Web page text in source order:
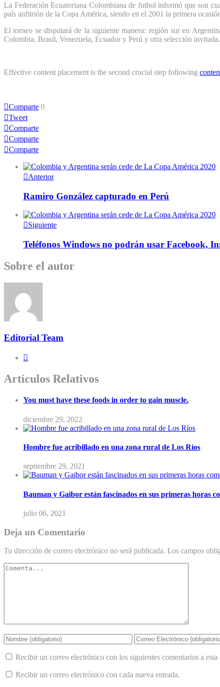
La Federación Ecuatoriana Colombiana de futbol informó que son
país anfitrión de la Copa América, siendo en el 2001 la primera
El torneo se disputará de la siguiente manera: región sur en
Colombia, Brasil, Venezuela, Ecuador y Perú y otra selección
Effective content placement is the second crucial step following
Comparte 0
Tweet
Comparte
Comparte
Comparte
Anterior
Ramiro González capturado en Perú
Siguiente
Teléfonos Windows no podrán usar Facebook,
Sobre el autor
Editorial Team
Artículos Relativos
You must have these foods in order to gain muscle.
diciembre 29, 2022
Hombre fue acribillado en una zona rural de Los Ríos
septiembre 29, 2021
Bauman y Gaibor están fascinados en sus primeras horas
julio 06, 2021
Deja un Comentario
Tu dirección de correo electrónico no será publicada. Los campos
Recibir un correo electrónico con los siguientes comentarios a esta
Recibir un correo electrónico con cada nueva entrada.